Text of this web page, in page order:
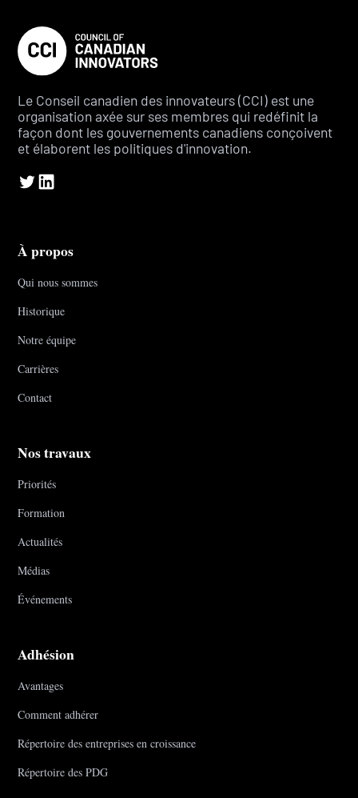
Le Conseil canadien des innovateurs (CCI) est une
organisation axée sur ses membres qui redéfinit la
façon dont les gouvernements canadiens conçoivent
et élaborent les politiques d'innovation.
À propos
Qui nous sommes
Historique
Notre équipe
Carrières
Contact
Nos travaux
Priorités
Formation
Actualités
Médias
Événements
Adhésion
Avantages
Comment adhérer
Répertoire des entreprises en croissance
Répertoire des PDG